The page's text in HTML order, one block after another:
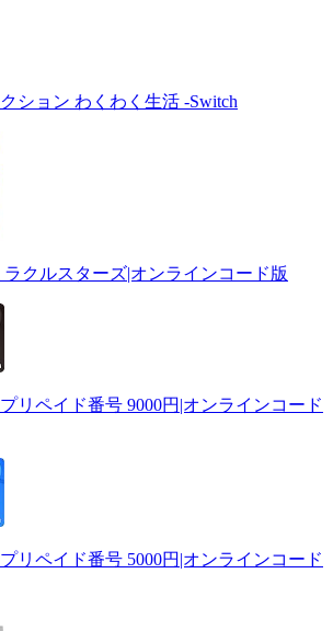
ション わくわく生活 -Switch
ラクルスターズ|オンラインコード版
リペイド番号 9000円|オンラインコード
リペイド番号 5000円|オンラインコード